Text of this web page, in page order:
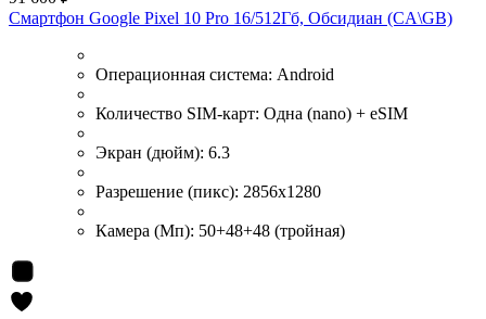
Смартфон Google Pixel 10 Pro 16/512Гб, Обсидиан (CA\GB)
Операционная система: Android
Количество SIM-карт: Одна (nano) + eSIM
Экран (дюйм): 6.3
Разрешение (пикс): 2856x1280
Камера (Мп): 50+48+48 (тройная)